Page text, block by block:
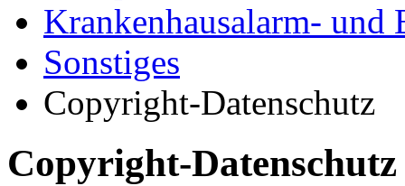
Krankenhausalarm- und
Sonstiges
Copyright-Datenschutz
Copyright-Datenschutz